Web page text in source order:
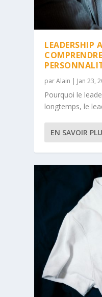
LEADERSHIP
parAlain | Jan 23,
Pourquoi le
longtemps, le
EN SAVOIR